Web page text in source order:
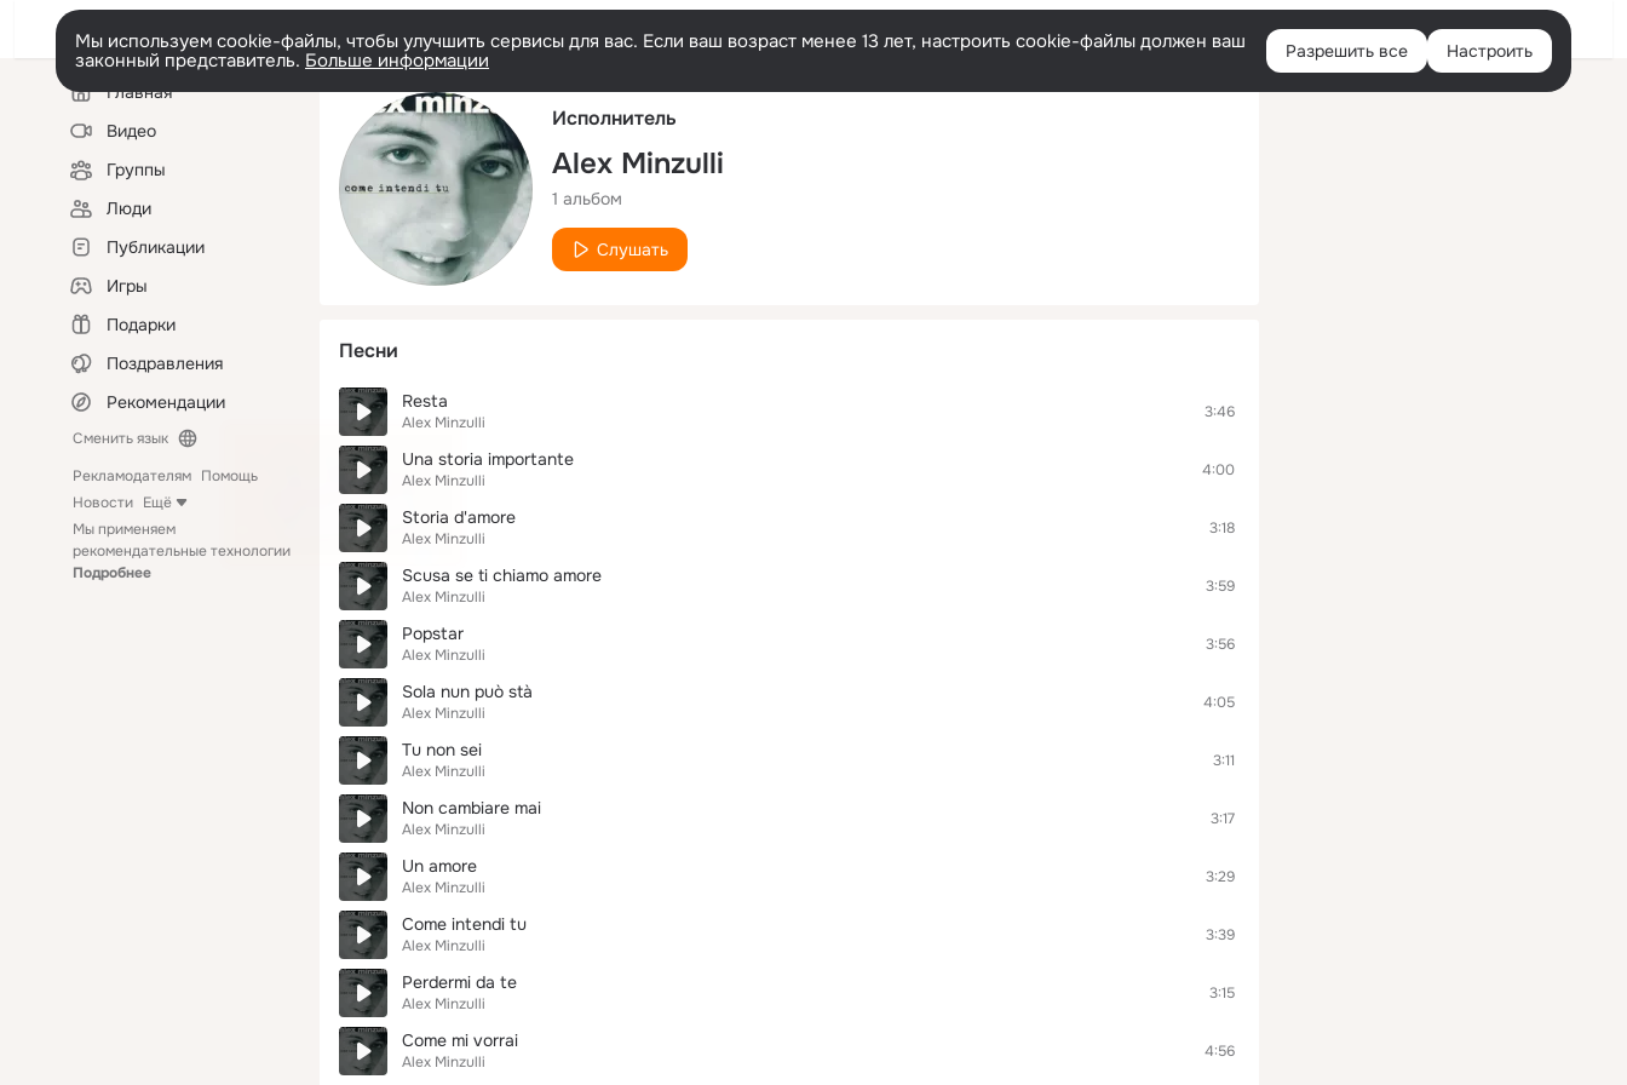
Русский Войти
Мы используем cookie-файлы, чтобы улучшить сервисы для вас. Если ваш возраст менее 13 лет, настроить cookie-файлы должен ваш
законный представитель. Больше информации Разрешить все Настроить
Левая
колонкаГлавная
Видео
Группы
Люди
Публикации
Игры
Подарки
Поздравления
Рекомендации
Сменить язык
Рекламодателям Помощь
Новости Ещё
Мы применяем
рекомендательные технологии
Подробнее
Исполнитель
Alex Minzulli
1 альбом
Слушать
Песни
Resta
Alex Minzulli
3:46
Una storia importante
Alex Minzulli
4:00
Storia d'amore
Alex Minzulli
3:18
Scusa se ti chiamo amore
Alex Minzulli
3:59
Popstar
Alex Minzulli
3:56
Sola nun può stà
Alex Minzulli
4:05
Tu non sei
Alex Minzulli
3:11
Non cambiare mai
Alex Minzulli
3:17
Un amore
Alex Minzulli
3:29
Come intendi tu
Alex Minzulli
3:39
Perdermi da te
Alex Minzulli
3:15
Come mi vorrai
Alex Minzulli
4:56